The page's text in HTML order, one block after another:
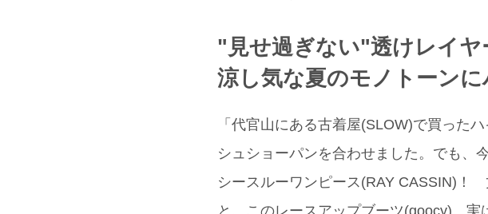
"見せ過ぎない"透けレイヤ
涼し気な夏のモノトーンに
「代官山にある古着屋(SLOW)で買った
シュショーパンを合わせました。でも、
シースルーワンピース(RAY CASSIN)
と、このレースアップブーツ(goocy)、